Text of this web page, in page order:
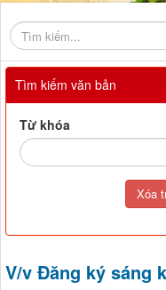
Tìm kiếm văn bản
Từ khóa
V/v Đăng ký sáng